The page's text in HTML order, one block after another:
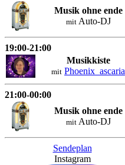
Musik ohne ende
mitAuto-DJ
19:00-21:00
Musikkiste
mit Phoenix_ascaria
21:00-00:00
Musik ohne ende
mitAuto-DJ
Sendeplan
Instagram